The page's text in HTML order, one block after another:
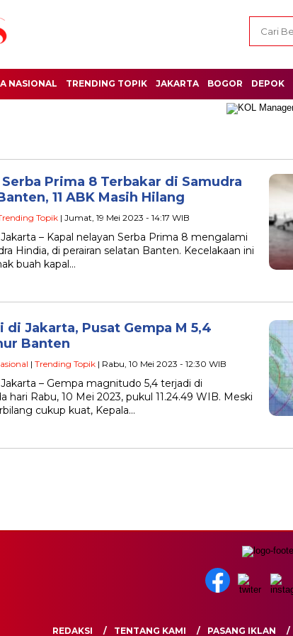
NASIONAL TRENDING TOPIK JAKARTA BOGOR DEPOK
Serba Prima 8 Terbakar di Samudra
11 ABK Masih Hilang
Topik | Jumat, 19 Mei 2023 - 14:17 WIB
– Kapal nelayan Serba Prima 8 mengalami
Hindia, di perairan selatan Banten. Kecelakaan ini
buah kapal…
di Jakarta, Pusat Gempa M 5,4
Banten
| Trending Topik | Rabu, 10 Mei 2023 - 12:30 WIB
– Gempa magnitudo 5,4 terjadi di
hari Rabu, 10 Mei 2023, pukul 11.24.49 WIB. Meski
cukup kuat, Kepala…
REDAKSI TENTANG KAMI PASANG IKLAN